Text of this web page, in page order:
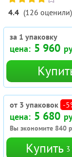
4.4 (126 оценили)
за 1 упаковку
цена: 5 960
от 3 упаковок -
цена: 5 680
Вы экономите 840
Купить 3